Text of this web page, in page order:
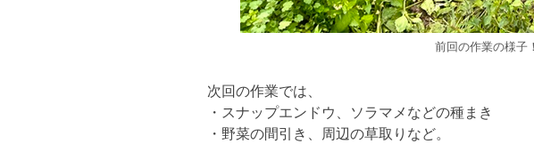
前回の作業の様子
次回の作業では、
・スナップエンドウ、ソラマメなどの種まき
・野菜の間引き、周辺の草取りなど。